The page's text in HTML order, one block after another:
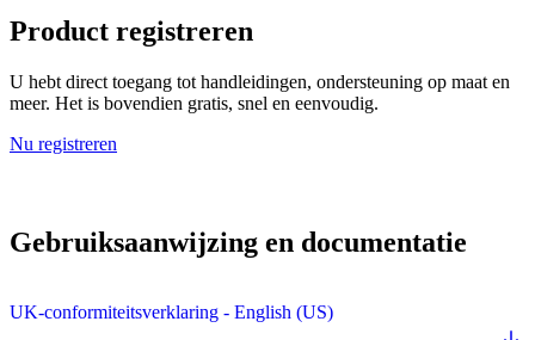
Product registreren
U hebt direct toegang tot handleidingen, ondersteuning op maat en
meer. Het is bovendien gratis, snel en eenvoudig.
Nu registreren
Gebruiksaanwijzing en documentatie
UK-conformiteitsverklaring - English (US)